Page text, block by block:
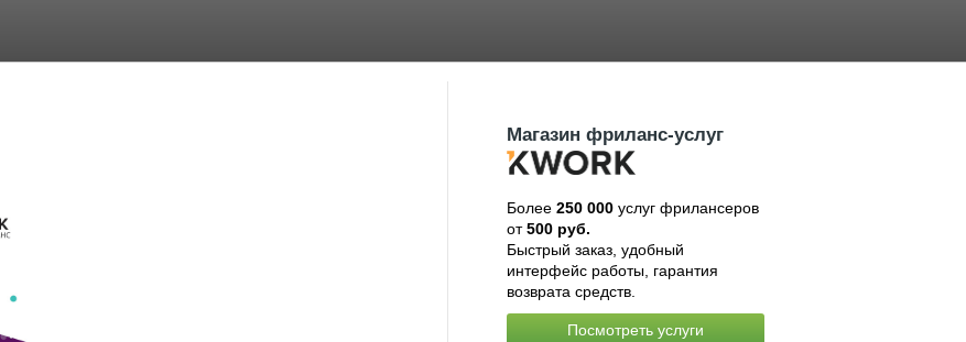
Магазин фриланс-услуг
Более 250 000услуг фрилансеров
от500 руб.
Быстрый заказ, удобный
интерфейс работы, гарантия
возврата средств.
Посмотреть услуги